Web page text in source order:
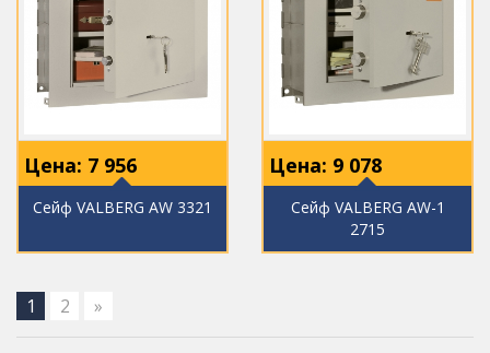
Цена: 7 956
Сейф VALBERG AW 3321
Цена: 9 078
Сейф VALBERG AW-1
2715
1 2 »